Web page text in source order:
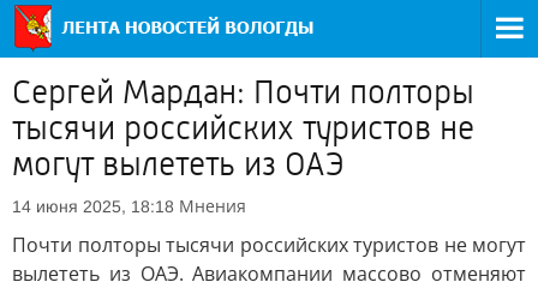
Сергей Мардан: Почти полторы
тысячи российских туристов не
могут вылететь из ОАЭ
14 июня 2025, 18:18 Мнения
Почти полторы тысячи российских туристов не могут
вылететь из ОАЭ. Авиакомпании массово отменяют